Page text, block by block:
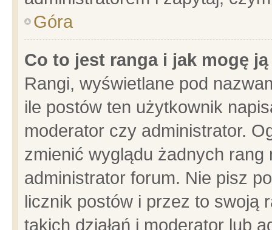
Góra
Co to jest ranga i jak mogę
Rangi, wyświetlane pod
ile postów ten użytkownik
moderator czy administrator.
zmienić wyglądu żadnych
administrator forum. Nie pisz
licznik postów i przez to swoją
takich działań i moderator lub